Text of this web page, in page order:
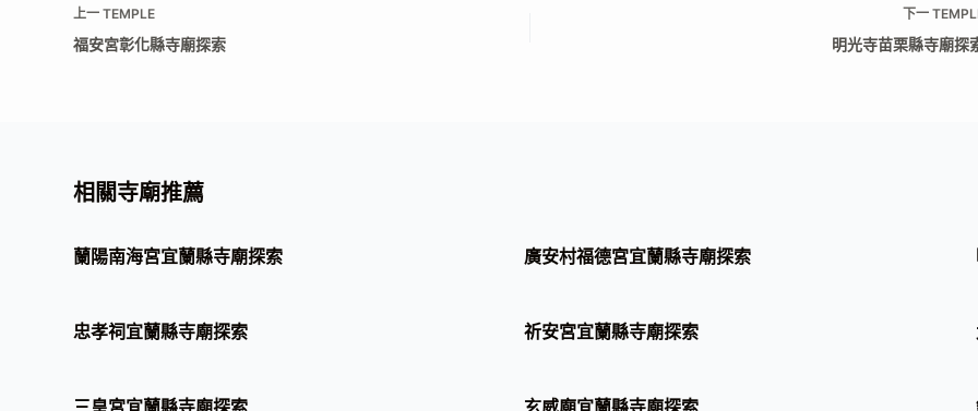
上一TEMPLE
福安宮彰化縣寺廟探索
下一
明光寺苗栗縣寺廟探
相關寺廟推薦
蘭陽南海宮宜蘭縣寺廟探索 廣安村福德宮宜蘭縣寺廟探索
忠孝祠宜蘭縣寺廟探索 祈安宮宜蘭縣寺廟探索